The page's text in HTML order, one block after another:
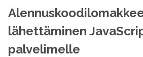
lähettäminen
palvelimelle